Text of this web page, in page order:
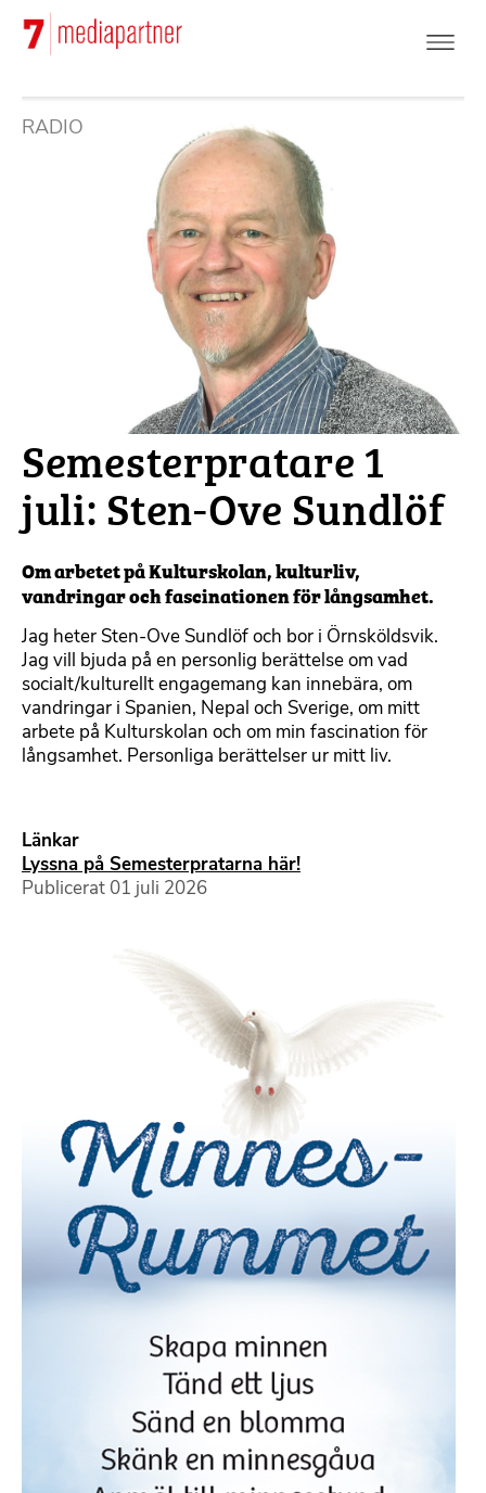
Hoppa
huvudinnehåll
RADIO
Semesterpratare 1
juli: Sten-Ove Sundlöf
Om arbetet på Kulturskolan, kulturliv,
vandringar och fascinationen för långsamhet.
Jag heter Sten-Ove Sundlöf och bor i Örnsköldsvik.
Jag vill bjuda på en personlig berättelse om vad
socialt/kulturellt engagemang kan innebära, om
vandringar i Spanien, Nepal och Sverige, om mitt
arbete på Kulturskolan och om min fascination för
långsamhet. Personliga berättelser ur mitt liv.
Länkar
Lyssna på Semesterpratarna här!
Publicerat 01 juli 2026